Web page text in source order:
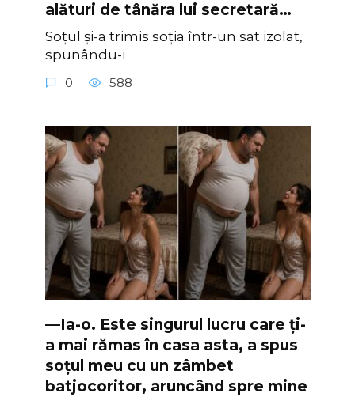
alături de tânăra lui secretară…
Soțul și-a trimis soția într-un sat izolat,
spunându-i
0 588
—Ia-o. Este singurul lucru care ți-
a mai rămas în casa asta, a spus
soțul meu cu un zâmbet
batjocoritor, aruncând spre mine